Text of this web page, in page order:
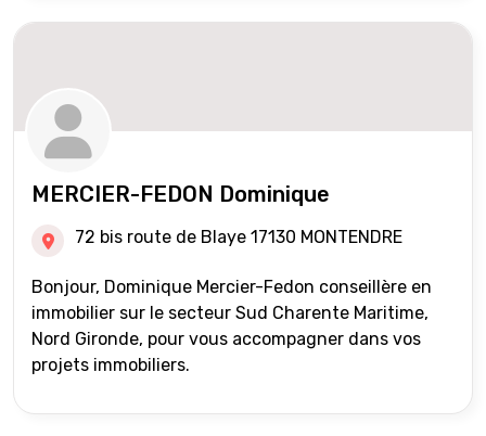
MERCIER-FEDON Dominique
72 bis route de Blaye 17130 MONTENDRE
Bonjour, Dominique Mercier-Fedon conseillère en
immobilier sur le secteur Sud Charente Maritime,
Nord Gironde, pour vous accompagner dans vos
projets immobiliers.